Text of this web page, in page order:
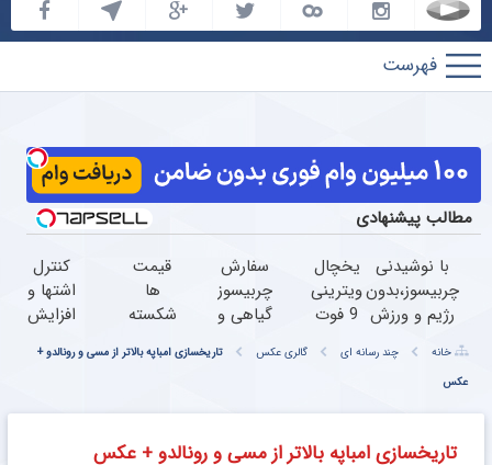
پارس
فوتبال
مطالب پیشنهادی
با نوشیدنی
چربیسوز،بدون
رژیم و ورزش
سفارش با
تخفیف تا
امشب
یخچال
ویترینی
9 فوت
(جدید)
سفارش
چربیسوز
گیاهی و
به اندام
با
ویژه!
قیمت
ها
شکسته
لاغری
چربیسوز
دارای
کنترل
اشتها و
افزایش
با این
گیاهی
خانه چند رسانه ای گالری عکس
تاریخسازی امباپه بالاتر از مسی و رونالدو +
عکس
تاریخسازی امباپه بالاتر از مسی و رونالدو + عکس